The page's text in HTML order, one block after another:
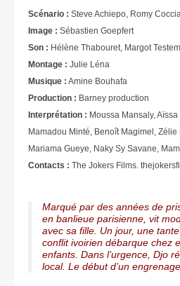
Scénario : Steve Achiepo, Romy
Image : Sébastien Goepfert
Son : Hélène Thabouret, Margot
Montage : Julie Léna
Musique : Amine Bouhafa
Production : Barney production
Interprétation : Moussa Mansaly,
Mamadou Minté, Benoît Magimel, Zélie
Mariama Gueye, Naky Sy Savane,
Contacts : The Jokers Films.
Marqué par des années de
en banlieue parisienne, vit
avec sa fille. Un jour, une
conflit ivoirien débarque chez
enfants. Dans l’urgence, Djo
local. Le début d’un